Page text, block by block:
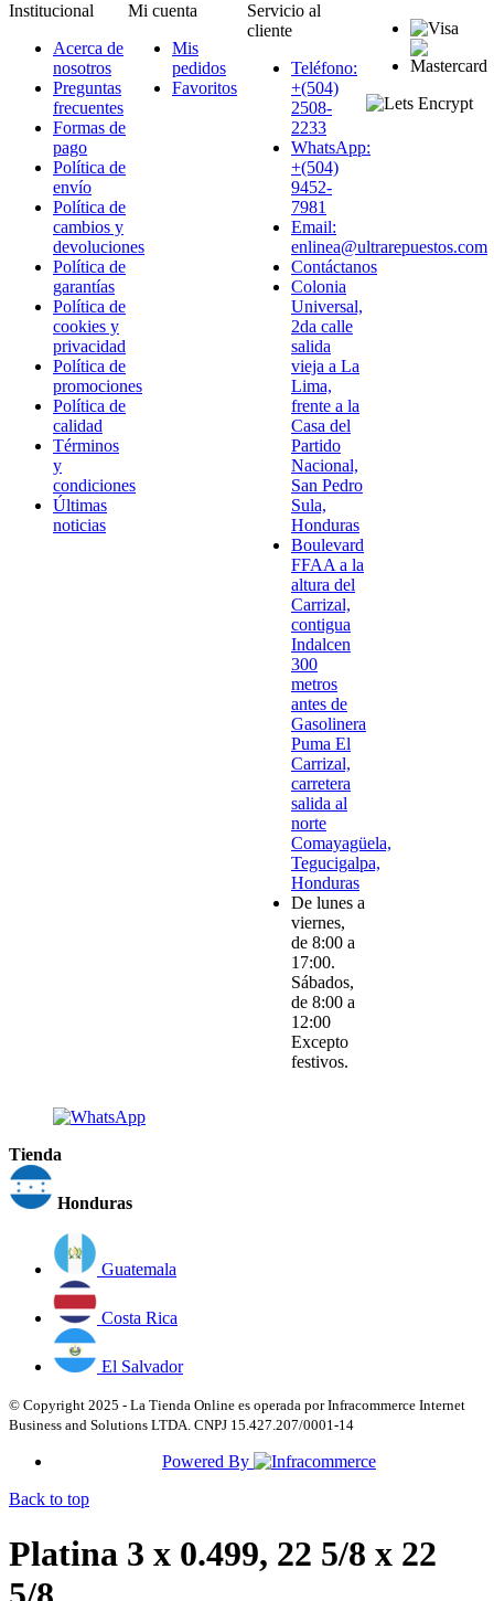
Institucional
Acerca de
nosotros
Preguntas
frecuentes
Formas de
pago
Política de
envío
Política de
cambios y
devoluciones
Política de
garantías
Política de
cookies y
privacidad
Política de
promociones
Política de
calidad
Términos
y
condiciones
Últimas
noticias
Mi cuenta
Mis
pedidos
Favoritos
Servicio al
cliente
Teléfono:
+(504)
2508-
2233
WhatsApp:
+(504)
9452-
7981
Email:
enlinea@ultrarepuestos.com
Contáctanos
Colonia
Universal,
2da calle
salida
vieja a La
Lima,
frente a la
Casa del
Partido
Nacional,
San Pedro
Sula,
Honduras
Boulevard
FFAA a la
altura del
Carrizal,
contigua
Indalcen
300
metros
antes de
Gasolinera
Puma El
Carrizal,
carretera
salida al
norte
Comayagüela,
Tegucigalpa,
Honduras
De lunes a
viernes,
de 8:00 a
17:00.
Sábados,
de 8:00 a
12:00
Excepto
festivos.
Tienda
Honduras
Guatemala
Costa Rica
El Salvador
© Copyright 2025 - La Tienda Online es operada por Infracommerce Internet
Business and Solutions LTDA. CNPJ 15.427.207/0001-14
Powered By
Back to top
Platina 3 x 0.499, 22 5/8 x 22